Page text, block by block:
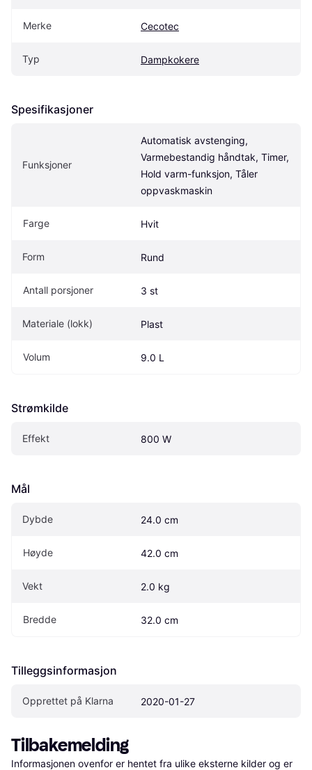
Merke Cecotec
Typ Dampkokere
Spesifikasjoner
Funksjoner
Automatisk avstenging,
Varmebestandig håndtak, Timer,
Hold varm-funksjon, Tåler
oppvaskmaskin
Farge Hvit
Form Rund
Antall porsjoner 3 st
Materiale (lokk) Plast
Volum 9.0 L
Strømkilde
Effekt 800 W
Mål
Dybde 24.0 cm
Høyde 42.0 cm
Vekt 2.0 kg
Bredde 32.0 cm
Tilleggsinformasjon
Opprettet på Klarna 2020-01-27
Tilbakemelding
Informasjonen ovenfor er hentet fra ulike eksterne kilder og er